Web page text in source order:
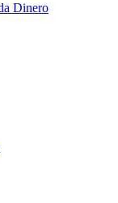
Dinero